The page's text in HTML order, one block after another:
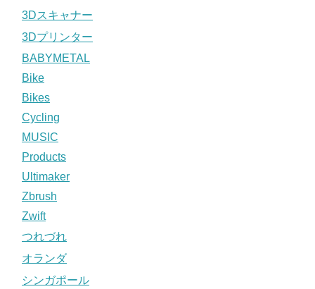
3Dスキャナー
3Dプリンター
BABYMETAL
Bike
Bikes
Cycling
MUSIC
Products
Ultimaker
Zbrush
Zwift
つれづれ
オランダ
シンガポール